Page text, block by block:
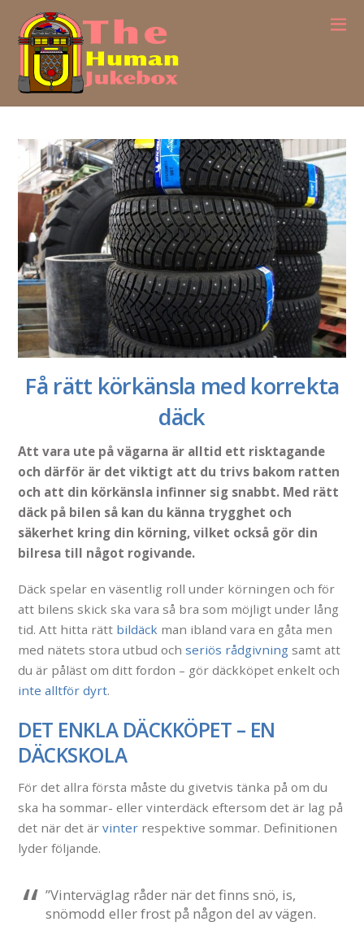
Få rätt körkänsla med korrekta
däck
Att vara ute på vägarna är alltid ett risktagande
och därför är det viktigt att du trivs bakom ratten
och att din körkänsla infinner sig snabbt. Med rätt
däck på bilen så kan du känna trygghet och
säkerhet kring din körning, vilket också gör din
bilresa till något rogivande.
Däck spelar en väsentlig roll under körningen och för
att bilens skick ska vara så bra som möjligt under lång
tid. Att hitta rätt bildäck man ibland vara en gåta men
med nätets stora utbud ochseriös rådgivning samt att
du är påläst om ditt fordon – gör däckköpet enkelt och
inte alltför dyrt.
DET ENKLA DÄCKKÖPET – EN
DÄCKSKOLA
För det allra första måste du givetvis tänka på om du
ska ha sommar- eller vinterdäck eftersom det är lag på
det när det ärvinter respektive sommar. Definitionen
lyder följande.
”Vinterväglag råder när det finns snö, is,
snömodd eller frost på någon del av vägen.